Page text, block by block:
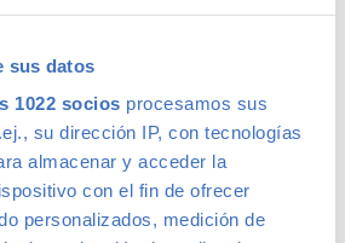
sus datos
1022 socios procesamos sus
su dirección IP, con tecnologías
almacenar y acceder la
con el fin de ofrecer
personalizados, medición de
140 CV 2WD
191 €